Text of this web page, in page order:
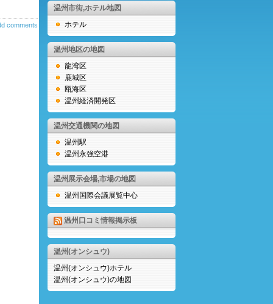
comments
温州市街,ホテル地図
ホテル
温州地区の地図
龍湾区
鹿城区
瓯海区
温州経済開発区
温州交通機関の地図
温州駅
温州永強空港
温州展示会場,市場の地図
温州国際会議展覧中心
温州口コミ情報掲示板
温州(オンシュウ)
温州(オンシュウ)ホテル
温州(オンシュウ)の地図